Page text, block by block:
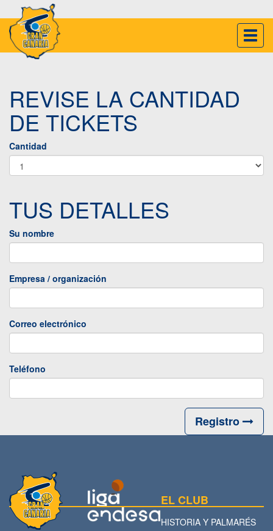
REVISE LA CANTIDAD
DE TICKETS
Cantidad
TUS DETALLES
Su nombre
Empresa / organización
Correo electrónico
Teléfono
Registro
EL CLUB
HISTORIA Y PALMARÉS